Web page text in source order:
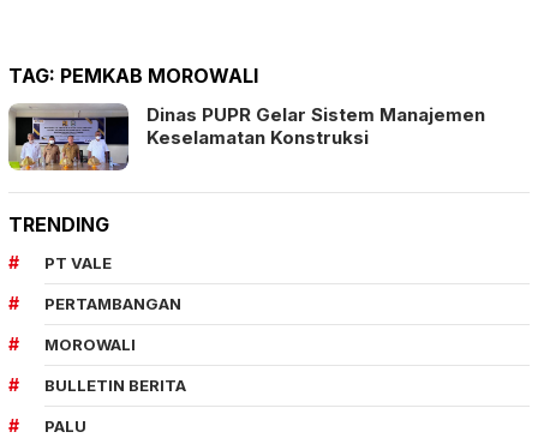
TAG: PEMKAB MOROWALI
Dinas PUPR Gelar Sistem Manajemen
Keselamatan Konstruksi
TRENDING
PT VALE
PERTAMBANGAN
MOROWALI
BULLETIN BERITA
PALU